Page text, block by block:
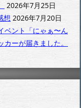
2026年7月25日
想 2026年7月20日
ベント「にゃぁ〜ん
カーが届きました。